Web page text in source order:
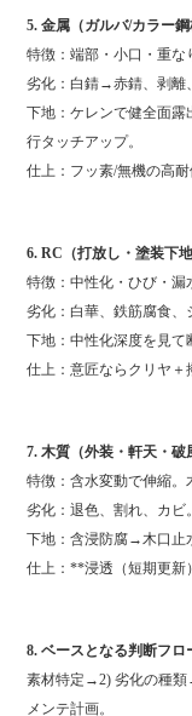
5. 金属（ガルバ/カラー鋼
特徴：端部・小口・重な
劣化：白錆→赤錆、剥離
下地：ケレンで健全面
行タッチアップ。
仕上：フッ素/無機の高
6. RC（打放し・塗装下地
特徴：中性化・ひび・漏
劣化：白華、鉄筋腐食、
下地：中性化深度を見
仕上：意匠ならクリヤ＋
7. 木質（外装・軒天・破
特徴：含水変動で伸縮。
劣化：退色、割れ、カビ。
下地：含浸防腐→木口止
仕上：**浸透（短期更新
8. ベースとなる判断フロ
素材特定→2) 劣化の種
メンテ計画。